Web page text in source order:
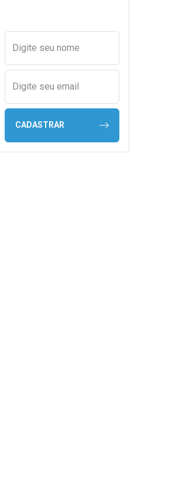
Preencher nome e email
Digite seu nome
Digite seu email
CADASTRAR